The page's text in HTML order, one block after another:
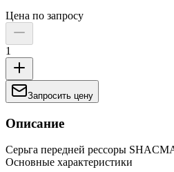
Цена по запросу
1
Запросить цену
Описание
Серьга передней рессоры
Основные характеристики